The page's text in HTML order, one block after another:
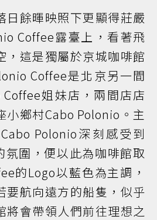
日餘暉映照下更顯得莊嚴
Coffee露臺上，看著飛
，這是獨屬於京城咖啡館
Coffee是北京另一間
姐妹店，兩間店店
小鄉村Cabo Polonio。主
Polonio深刻感受到
圍，便以此為咖啡館取
的Logo以藍色為主調，
要航向遠方的船隻，似乎
將會帶領人們前往理想之